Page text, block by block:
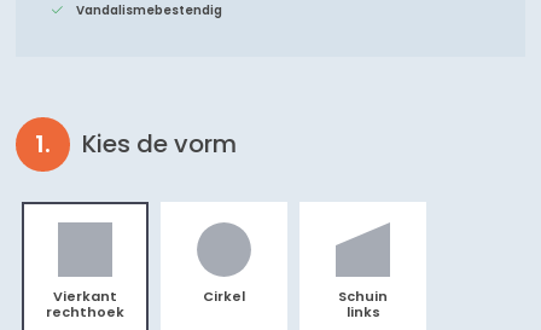
Vandalismebestendig
Kies de vorm
Vierkant
rechthoek
Cirkel
Schuin
links